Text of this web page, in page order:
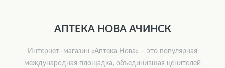
АПТЕКА НОВА АЧИНСК
Интернет–магазин «Аптека Нова» – это популярная
международная площадка, объединившая ценителей